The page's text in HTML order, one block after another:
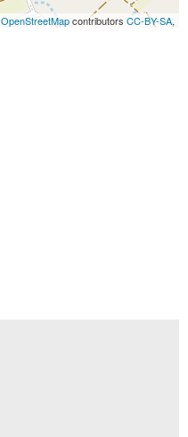
OpenStreetMapcontributors CC-BY-SA,